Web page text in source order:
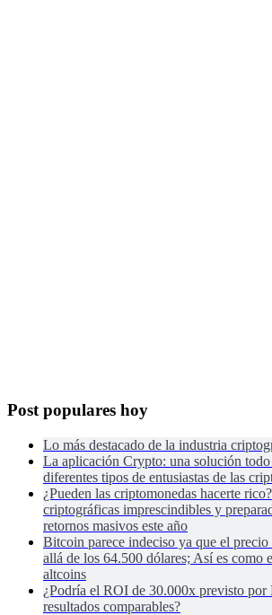
Post populares hoy
Lo más destacado de la industria
La aplicación Crypto: una solución todo
diferentes tipos de entusiastas de las
¿Pueden las criptomonedas hacerte
criptográficas imprescindibles y
retornos masivos este año
Bitcoin parece indeciso ya que el precio
allá de los 64.500 dólares; Así es como
altcoins
¿Podría el ROI de 30.000x previsto
resultados comparables?